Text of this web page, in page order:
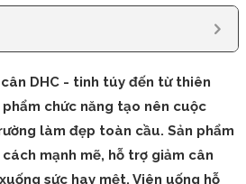
DHC - tinh túy đến từ thiên
chức năng tạo nên cuộc
làm đẹp toàn cầu. Sản phẩm
mạnh mẽ, hỗ trợ giảm cân
sức hay mệt. Viên uống hỗ